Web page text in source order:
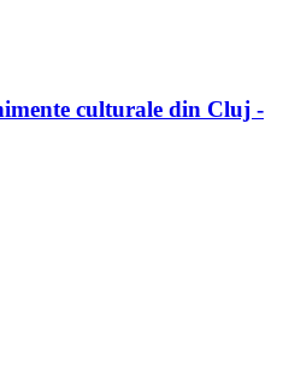
culturale din Cluj -